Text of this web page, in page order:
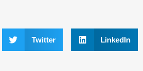
Twitter LinkedIn